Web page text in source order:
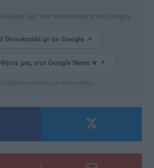
άρθρα μας στα αποτελέσματα αναζήτησης
Dimokratiki.gr on Google ↗
μας στο Google News ★ ↗